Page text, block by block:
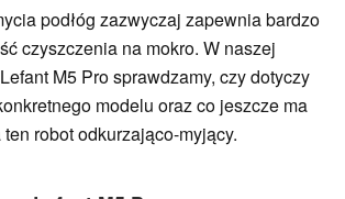
podłóg zazwyczaj zapewnia bardzo
czyszczenia na mokro. W naszej
M5 Pro sprawdzamy, czy dotyczy
modelu oraz co jeszcze ma
robot odkurzająco-myjący.